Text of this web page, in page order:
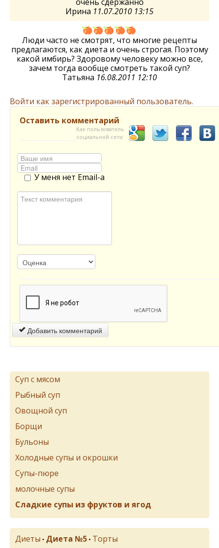
Ирина 11.07.2010 13:15
Люди часто не смотрят, что многие рецепты
предлагаются, как диета и очень строгая. Поэтому
какой имбирь? Здоровому человеку можно все,
зачем тогда вообще смотреть такой суп?
Татьяна 16.08.2011 12:10
Войти как зарегистрированный пользователь.
Оставить комментарий
Как пользователь
социальной сети
У меня нет Email-а
Добавить комментарий
Суп с мясом
Рыбный суп
Овощной суп
Борщи
Бульоны
Холодные супы и окрошки
Супы-пюре
молочные супы
Сладкие супы из фруктов и ягод
Диеты • Диета №5 • Торты